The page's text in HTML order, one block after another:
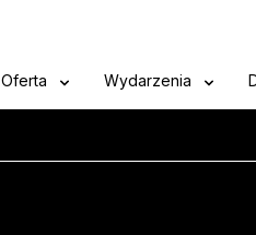
Oferta Wydarzenia